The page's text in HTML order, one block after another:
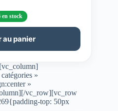
en stock
au panier
»
»
vc_row][vc_row
top: 50px